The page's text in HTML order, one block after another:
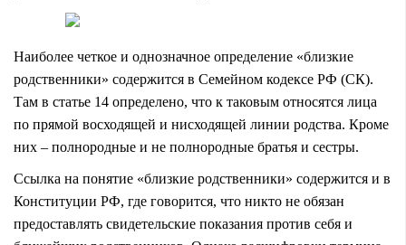
Наиболее четкое и однозначное определение «близкие
родственники» содержится в Семейном кодексе РФ (СК).
Там в статье 14 определено, что к таковым относятся лица
по прямой восходящей и нисходящей линии родства. Кроме
них – полнородные и не полнородные братья и сестры.
Ссылка на понятие «близкие родственники» содержится и в
Конституции РФ, где говорится, что никто не обязан
предоставлять свидетельские показания против себя и